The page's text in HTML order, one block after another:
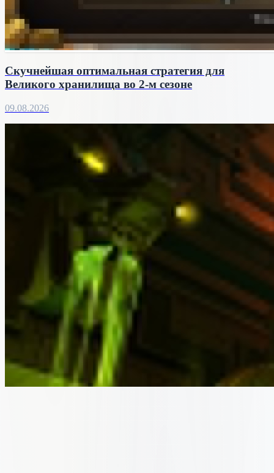
Скучнейшая оптимальная стратегия для
Великого хранилища во 2-м сезоне
09.08.2026